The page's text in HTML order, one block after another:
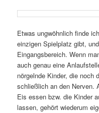
Etwas ungwöhn­lich finde
einzigen Spielplatz gibt,
Eingangsbereich. Wenn
auch genau eine
nörgelnde Kinder, die noch
schließ­lich an den Nerven.
Eis essen bzw. die Kinder
lassen, gehört wiederum